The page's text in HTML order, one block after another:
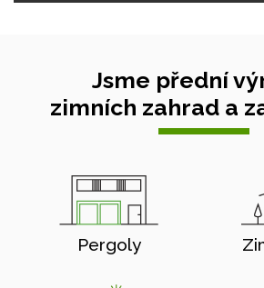
Jsme přední
zimních zahrad a
Pergoly